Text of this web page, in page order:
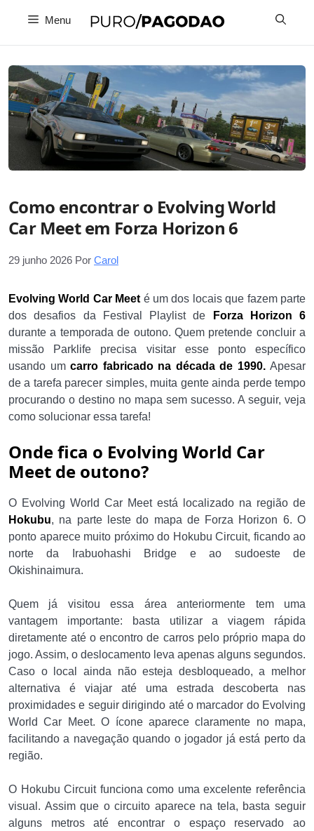
Menu
Como encontrar o Evolving World
Car Meet em Forza Horizon 6
29 junho 2026 Por Carol
Evolving World Car Meet é um dos locais que fazem parte
dos desafios da Festival Playlist de
Forza Horizon 6
durante a temporada de outono. Quem pretende concluir a
missão Parklife precisa visitar esse ponto específico
usando um carro fabricado na década de 1990. Apesar
de a tarefa parecer simples, muita gente ainda perde tempo
procurando o destino no mapa sem sucesso. A seguir, veja
como solucionar essa tarefa!
Onde fica o Evolving World Car
Meet de outono?
O Evolving World Car Meet está localizado na região de
Hokubu, na parte leste do mapa de Forza Horizon 6. O
ponto aparece muito próximo do Hokubu Circuit, ficando ao
norte da Irabuohashi Bridge e ao sudoeste de
Okishinaimura.
Quem já visitou essa área anteriormente tem uma
vantagem importante: basta utilizar a viagem rápida
diretamente até o encontro de carros pelo próprio mapa do
jogo. Assim, o deslocamento leva apenas alguns segundos.
Caso o local ainda não esteja desbloqueado, a melhor
alternativa é viajar até uma estrada descoberta nas
proximidades e seguir dirigindo até o marcador do Evolving
World Car Meet. O ícone aparece claramente no mapa,
facilitando a navegação quando o jogador já está perto da
região.
O Hokubu Circuit funciona como uma excelente referência
visual. Assim que o circuito aparece na tela, basta seguir
alguns metros até encontrar o espaço reservado ao